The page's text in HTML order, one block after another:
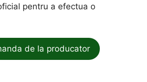
pentru a efectua o
de la producator